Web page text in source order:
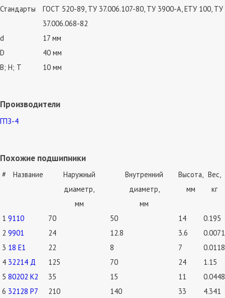
Стандарты
ГОСТ 520-89, ТУ 37.006.107-80, ТУ 3900-А, ЕТУ 100, ТУ
37.006.068-82
d
17 мм
D
40 мм
В; Н; Т
10 мм
Производители
ГПЗ-4
Похожие подшипники
# Название
Наружный
диаметр,
мм
Внутренний
диаметр,
мм
Высота,
мм
Вес,
кг
1 9110 70 50 14
0.195
2 9901 24 12.8 3.6
0.0071
3 18 Е1 22 8 7
0.0118
4 32214 Д 125 70 24
1.15
5 80202 К2 35 15 11
0.0448
6 32128 Р7 210 140 33
4.341